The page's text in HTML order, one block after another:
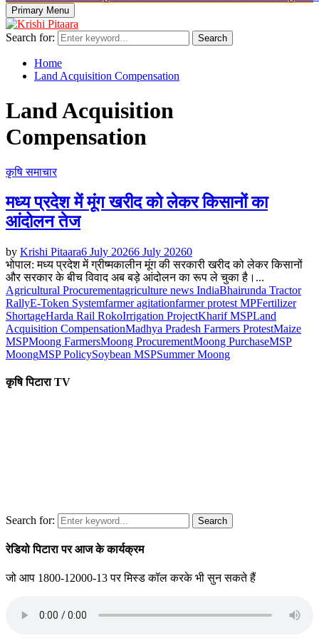
Primary Menu
Search for: Search
Home
Land Acquisition Compensation
Land Acquisition
Compensation
कृषि समाचार
मध्य प्रदेश में मूंग खरीद को लेकर किसानों का
आंदोलन तेज
by Krishi Pitaara6 July 20266 July 20260
भोपाल: मध्य प्रदेश में ग्रीष्मकालीन मूंग की सरकारी खरीद को लेकर किसानों
और सरकार के बीच विवाद अब बड़े आंदोलन का रूप ले चुका है।...
Agricultural Procurementagriculture news IndiaBhairunda Tractor
RallyE-Token Systemfarmer agitationfarmer protest MPFertilizer
ShortageHarda Rail RokoIrrigation ProjectKharif MSPLand
Acquisition CompensationMadhya Pradesh Farmers ProtestMaize
MSPMoong FarmersMoong ProcurementMoong PurchaseMSP
MoongMSP PolicySoybean MSPSummer Moong
कृषि पिटारा TV
Search for: Search
रेडियो पिटारा पर आज के कार्यक्रम
जो आप 1800-12000-13 पर मिस्ड कॉल करके भी सुन सकते हैं